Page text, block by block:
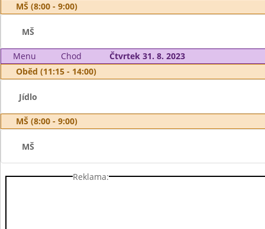
MŠ (8:00 - 9:00)
MŠ
Menu Chod
Čtvrtek 31. 8. 2023
Oběd (11:15 - 14:00)
Jídlo
MŠ (8:00 - 9:00)
MŠ
Reklama: